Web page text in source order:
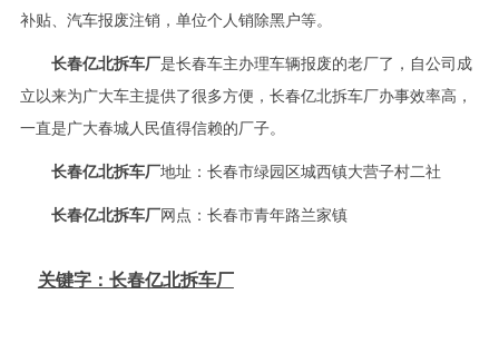
补贴、汽车报废注销，单位个人销除黑户等。
长春亿北拆车厂是长春车主办理车辆报废的老厂了，自公司成
立以来为广大车主提供了很多方便，长春亿北拆车厂办事效率高，
一直是广大春城人民值得信赖的厂子。
长春亿北拆车厂地址：长春市绿园区城西镇大营子村二社
长春亿北拆车厂网点：长春市青年路兰家镇
关键字：长春亿北拆车厂